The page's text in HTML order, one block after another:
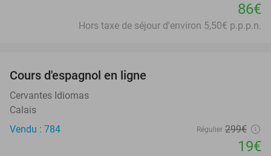
86€
Hors taxe de séjour d'environ 5,50€ p.p.p.n.
Cours d'espagnol en ligne
Cervantes Idiomas
Calais
Vendu : 784
Régulier 299€
19€